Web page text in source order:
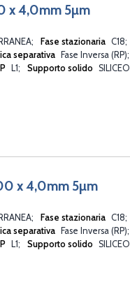
x 4,0mm 5µm
Fase stazionaria C18
separativa
Fase Inversa (RP)
L1 Supporto solido SILICEO
x 4,0mm 5µm
Fase stazionaria C18
separativa
Fase Inversa (RP)
L1 Supporto solido SILICEO